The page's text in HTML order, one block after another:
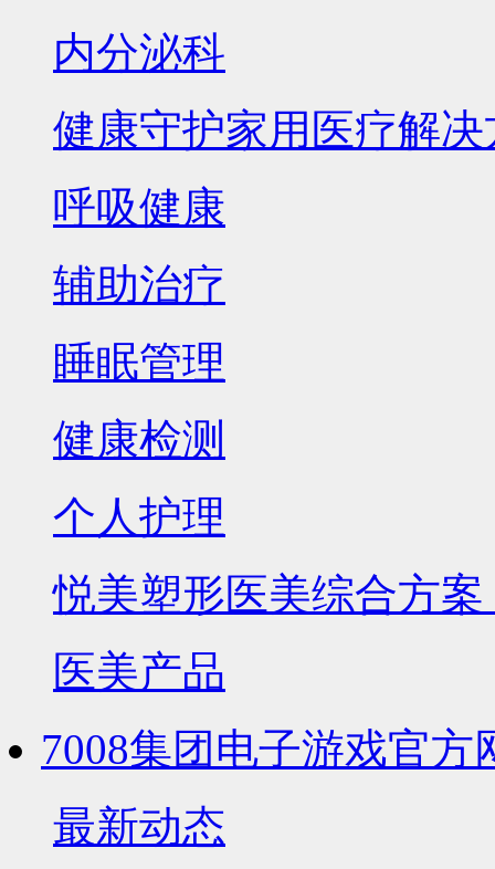
内分泌科
健康守护家用医疗解决
呼吸健康
辅助治疗
睡眠管理
健康检测
个人护理
悦美塑形医美综合方案
医美产品
7008集团电子游戏官方
最新动态